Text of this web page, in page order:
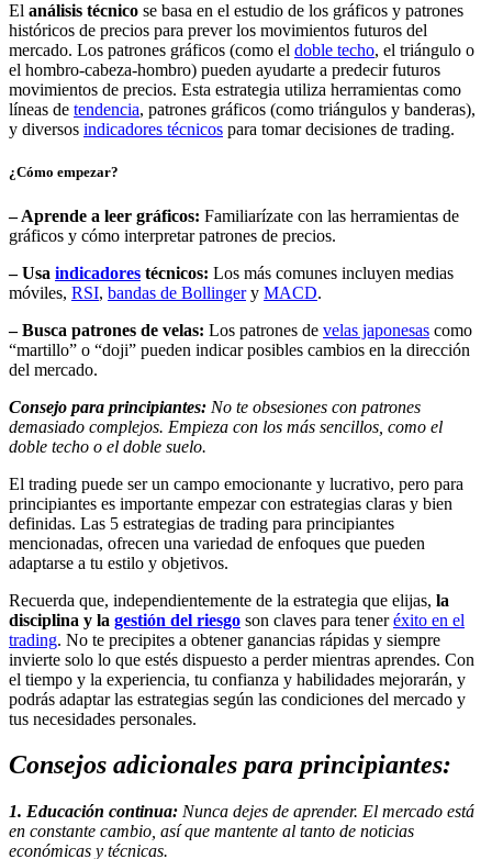
El análisis técnico se basa en el estudio de los gráficos y patrones
históricos de precios para prever los movimientos futuros del
mercado. Los patrones gráficos (como el doble techo, el triángulo o
el hombro-cabeza-hombro) pueden ayudarte a predecir futuros
movimientos de precios. Esta estrategia utiliza herramientas como
líneas de tendencia, patrones gráficos (como triángulos y banderas),
y diversos indicadores técnicos para tomar decisiones de trading.
¿Cómo empezar?
– Aprende a leer gráficos: Familiarízate con las herramientas de
gráficos y cómo interpretar patrones de precios.
– Usa indicadores técnicos: Los más comunes incluyen medias
móviles, RSI, bandas de Bollingery MACD.
– Busca patrones de velas: Los patrones de velas japonesas como
“martillo” o “doji” pueden indicar posibles cambios en la dirección
del mercado.
Consejo para principiantes: No te obsesiones con patrones
demasiado complejos. Empieza con los más sencillos, como el
doble techo o el doble suelo.
El trading puede ser un campo emocionante y lucrativo, pero para
principiantes es importante empezar con estrategias claras y bien
definidas. Las 5 estrategias de trading para principiantes
mencionadas, ofrecen una variedad de enfoques que pueden
adaptarse a tu estilo y objetivos.
Recuerda que, independientemente de la estrategia que elijas, la
disciplina y la gestión del riesgo son claves para teneréxito en el
trading. No te precipites a obtener ganancias rápidas y siempre
invierte solo lo que estés dispuesto a perder mientras aprendes. Con
el tiempo y la experiencia, tu confianza y habilidades mejorarán, y
podrás adaptar las estrategias según las condiciones del mercado y
tus necesidades personales.
Consejos adicionales para principiantes:
1. Educación continua: Nunca dejes de aprender. El mercado está
en constante cambio, así que mantente al tanto de noticias
económicas y técnicas.